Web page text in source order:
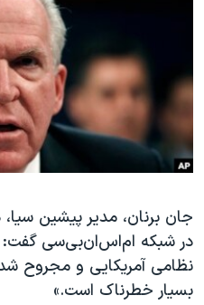
اقتصادی
علم و فناوری
اسرائیل در جنگ
آرشیو پخش زنده
انتخابات ریاست جمهوری آمریکا ۲۰۲۴
حمله جمهوری اسلامی به اسرائیل
رمز مهسا
ورزش زنان در ایران
مجموعه مستندهای دادخواهی
تریبونال مردمی آبان ۹۸
دادگاه حمید نوری
زبانهای مختلف
جان برنان، مدیر پیشین
در شبکه ام‌اس‌ان‌بی‌سی
نظامی آمریکایی و مجروح
بسیار خطرناک است.»